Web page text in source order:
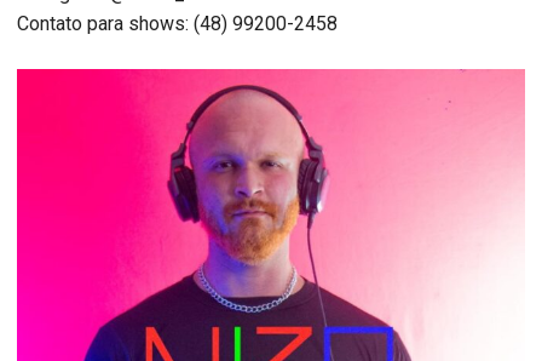
Contato para shows: (48) 99200-2458